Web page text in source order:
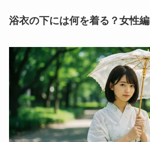
浴衣の下には何を着る？女性編